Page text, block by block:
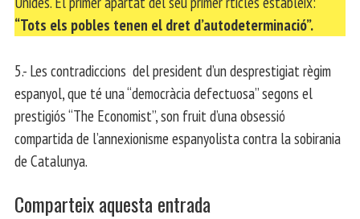
“Tots els pobles tenen el dret d’autodeterminació”.
5.- Les contradiccions del president d’un desprestigiat règim
espanyol, que té una “democràcia defectuosa” segons el
prestigiós “The Economist”, son fruit d’una obsessió
compartida de l’annexionisme espanyolista contra la sobirania
de Catalunya.
Comparteix aquesta entrada